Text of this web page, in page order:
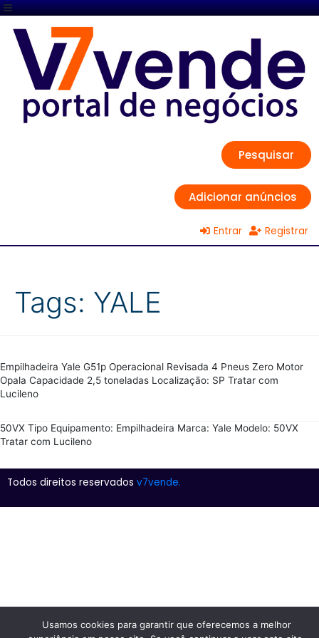
Pesquisar
Adicionar anúncios
Entrar Registrar
Tags: YALE
Empilhadeira Yale G51p Operacional Revisada 4 Pneus Zero Motor
Opala Capacidade 2,5 toneladas Localização: SP Tratar com
Lucileno
50VX Tipo Equipamento: Empilhadeira Marca: Yale Modelo: 50VX
Tratar com Lucileno
Todos direitos reservados v7vende.
Usamos cookies para garantir que oferecemos a melhor